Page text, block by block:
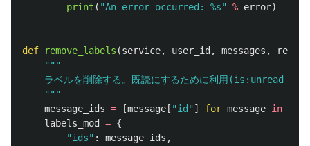
print ( "An error occurred: %s" % error)
def remove_labels (service, user_id , messages ,
"""
ラベルを削除する。既読にするために利用(is:unread ラ
"""
message_ids = [message [ "id " ] for message in
labels_mod
= {
"ids" : message_ids ,